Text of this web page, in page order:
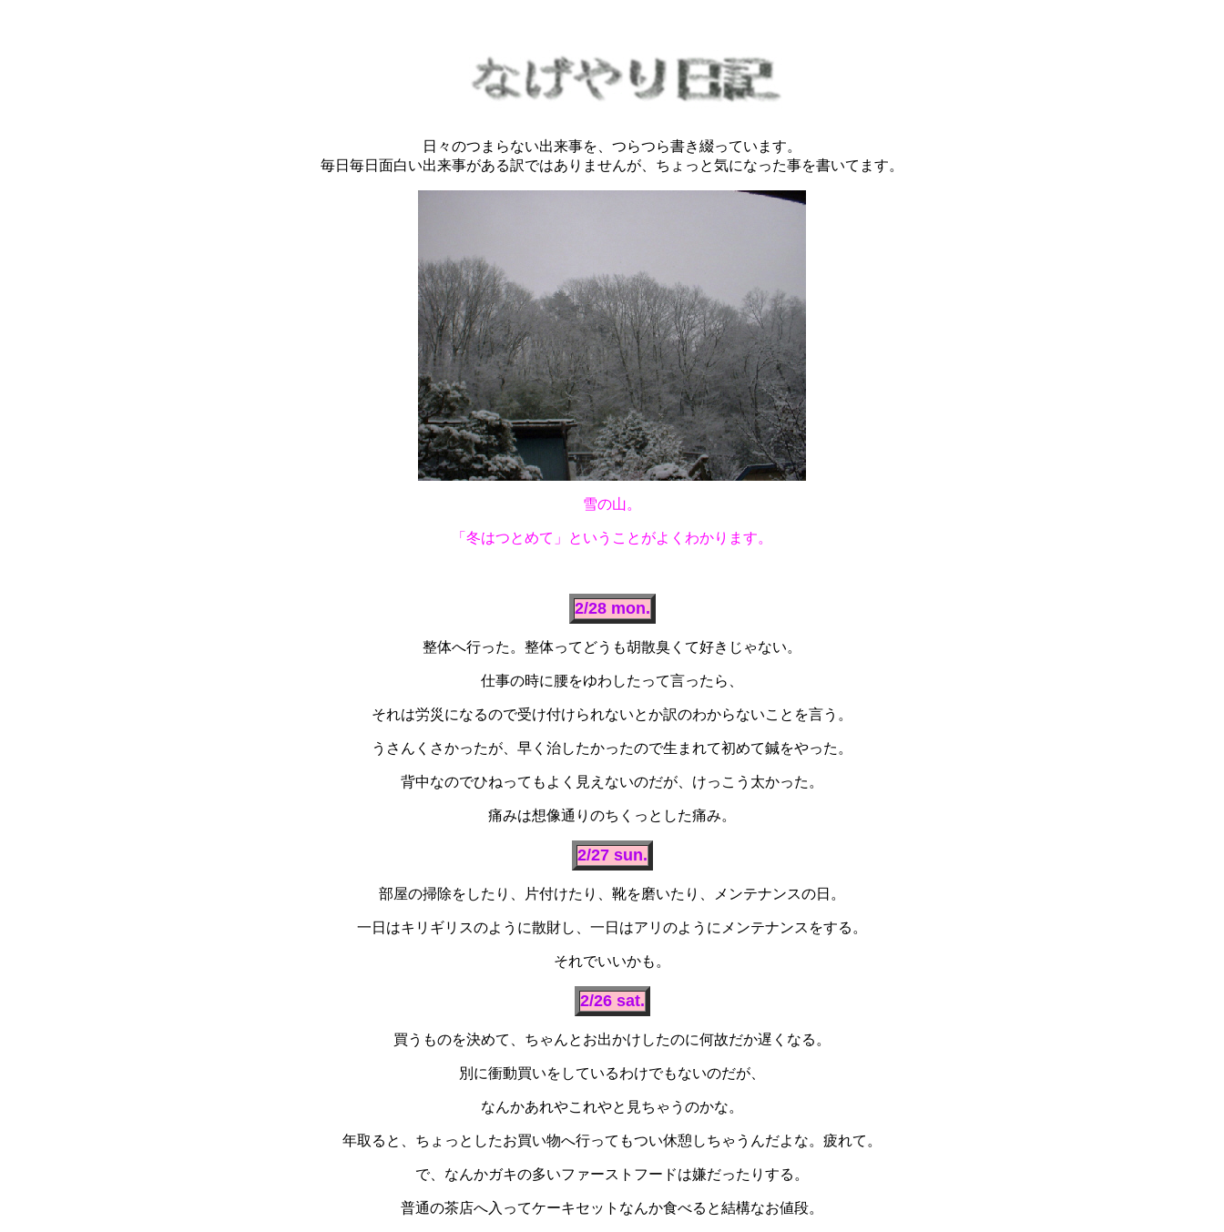
日々のつまらない出来事を、つらつら書き綴っています。
毎日毎日面白い出来事がある訳ではありませんが、ちょっと気になった事を書いてます。
雪の山。
「冬はつとめて」ということがよくわかります。
2/28 mon.
整体へ行った。整体ってどうも胡散臭くて好きじゃない。
仕事の時に腰をゆわしたって言ったら、
それは労災になるので受け付けられないとか訳のわからないことを言う。
うさんくさかったが、早く治したかったので生まれて初めて鍼をやった。
背中なのでひねってもよく見えないのだが、けっこう太かった。
痛みは想像通りのちくっとした痛み。
2/27 sun.
部屋の掃除をしたり、片付けたり、靴を磨いたり、メンテナンスの日。
一日はキリギリスのように散財し、一日はアリのようにメンテナンスをする。
それでいいかも。
2/26 sat.
買うものを決めて、ちゃんとお出かけしたのに何故だか遅くなる。
別に衝動買いをしているわけでもないのだが、
なんかあれやこれやと見ちゃうのかな。
年取ると、ちょっとしたお買い物へ行ってもつい休憩しちゃうんだよな。疲れて。
で、なんかガキの多いファーストフードは嫌だったりする。
普通の茶店へ入ってケーキセットなんか食べると結構なお値段。